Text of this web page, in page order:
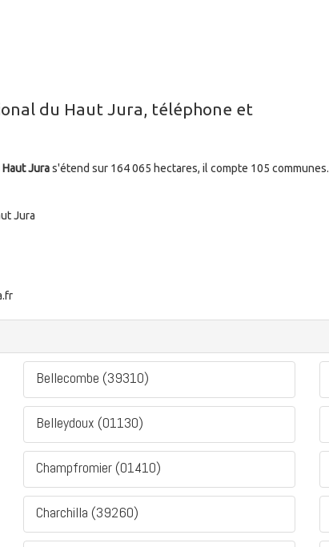
du Haut Jura, téléphone et
Juras'étend sur 164 065 hectares, il compte 105 communes.
Jura
Bellecombe (39310)
Belleydoux (01130)
Champfromier (01410)
Charchilla (39260)